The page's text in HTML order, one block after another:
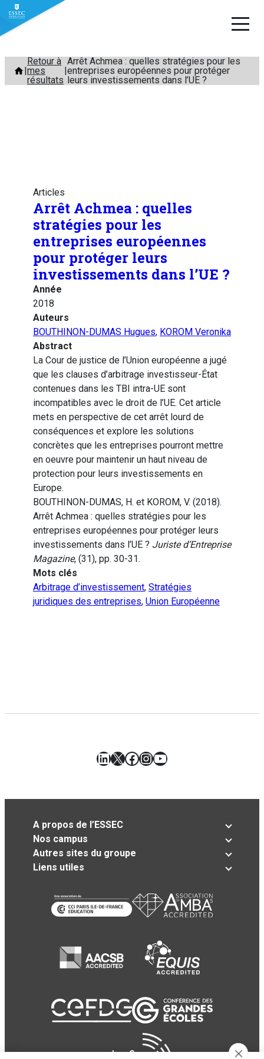
Aller
contenu
Retour à
mes
résultats
Arrêt Achmea : quelles stratégies pour les
entreprises européennes pour protéger
leurs investissements dans l’UE ?
Articles
Arrêt Achmea : quelles
stratégies pour les
entreprises européennes
pour protéger leurs
investissements dans l’UE ?
Année
2018
Auteurs
BOUTHINON-DUMAS Hugues, KOROM Veronika
Abstract
La Cour de justice de l’Union européenne a jugé
que les clauses d’arbitrage investisseur-État
contenues dans les TBI intra-UE sont
incompatibles avec le droit de l’UE. Cet article
mets en perspective de cet arrêt lourd de
conséquences et explore les solutions
concrètes que les entreprises pourront mettre
en oeuvre pour maintenir un haut niveau de
protection pour leurs investissements en
Europe.
BOUTHINON-DUMAS, H. et KOROM, V. (2018).
Arrêt Achmea : quelles stratégies pour les
entreprises européennes pour protéger leurs
investissements dans l’UE ? Juriste d’Entreprise
Magazine, (31), pp. 30-31.
Mots clés
Arbitrage d’investissement, Stratégies
juridiques des entreprises, Union Européenne
LinkedIn
X Facebook
Instagram
YouTube
A propos de l’ESSEC
Nos campus
Autres sites du groupe
Liens utiles